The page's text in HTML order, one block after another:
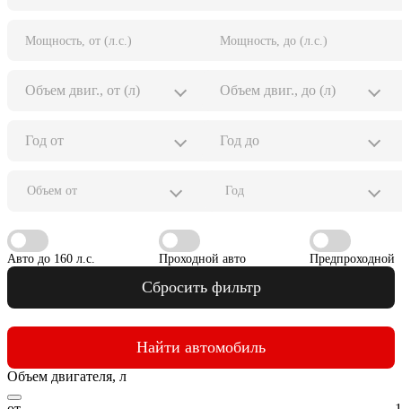
Объем от Год
Авто до 160 л.с. Проходной авто Предпроходной
Сбросить фильтр
Найти автомобиль
Объем двигателя, л